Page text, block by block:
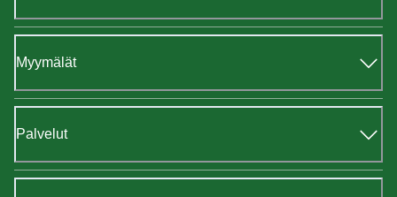
Myymälät
Palvelut